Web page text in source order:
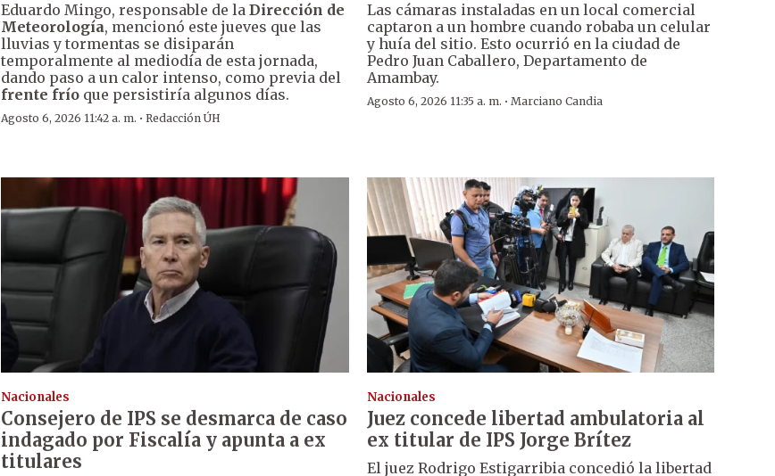
Eduardo Mingo, responsable de laDirección de
Meteorología, mencionó este jueves que las
lluvias y tormentas se disiparán
temporalmente al mediodía de esta jornada,
dando paso a un calor intenso, como previa del
frente frío que persistiría algunos días.
Agosto 6, 2026 11:42 a. m. ·Redacción ÚH
Las cámaras instaladas en un local comercial
captaron a un hombre cuando robaba un celular
y huía del sitio. Esto ocurrió en la ciudad de
Pedro Juan Caballero, Departamento de
Amambay.
Agosto 6, 2026 11:35 a. m. · Marciano Candia
Nacionales
Consejero de IPS se desmarca de caso
indagado por Fiscalía y apunta a ex
titulares
Nacionales
Juez concede libertad ambulatoria al
ex titular de IPS Jorge Brítez
El juez Rodrigo Estigarribia concedió la libertad